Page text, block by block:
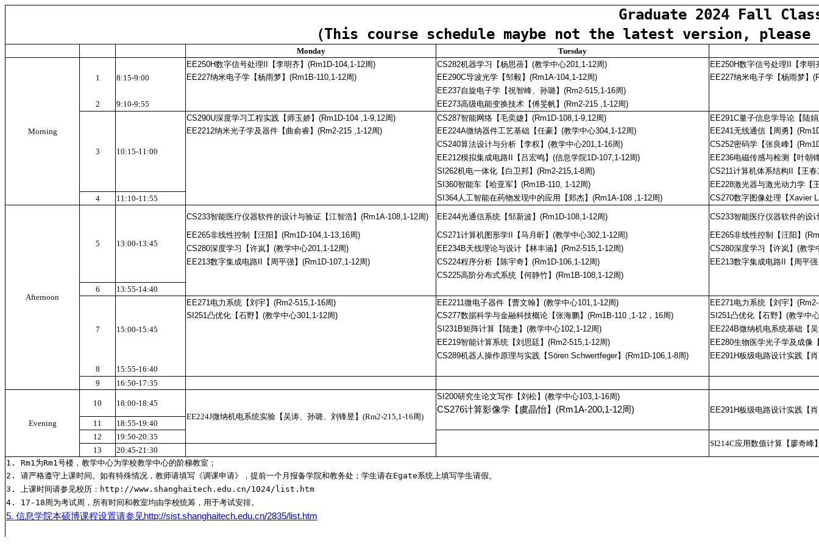
Graduate 2024 Fall
（This course schedule maybe not the latest version, please
Monday Tuesday
Morning
1 8:15-9:00
EE250H数字信号处理II【李明齐】(Rm1D-104,1-12周) CS282机器学习【杨思蓓】(教学中心201,1-12周)
EE250H数字信号处理II【李明
EE227纳米电子学【杨雨梦】(Rm1B-110,1-12周)
EE290C导波光学【邹毅】(Rm1A-104,1-12周)
EE227纳米电子学【杨雨梦】
EE237自旋电子学【祝智峰、孙璐】(Rm2-515,1-16周)
2
9:10-9:55 EE273高级电能变换技术【傅旻帆】(Rm2-215 ,1-12周)
3 10:15-11:00
CS290U深度学习工程实践【师玉娇】(Rm1D-104 ,1-9,12周) CS287智能网络【毛奕婕】(Rm1D-108,1-9,12周)
EE291C量子信息学导论【陆
EE2212纳米光子学及器件【曲俞睿】(Rm2-215 ,1-12周)
EE224A微纳器件工艺基础【任豪】(教学中心304,1-12周)
EE241无线通信【周勇】
CS240算法设计与分析【李权】(教学中心201,1-16周)
CS252密码学【张良峰】
EE212模拟集成电路II【吕宏鸣】(信息学院1D-107,1-12周)
EE236电磁传感与检测【叶朝
SI262机电一体化【白卫邦】(Rm2-215,1-8周)
CS211计算机体系结构II【王
SI360智能车【哈亚军】(Rm1B-110, 1-12周)
EE228激光器与激光动力学【
4
11:10-11:55 SI364人工智能在药物发现中的应用【郑杰】(Rm1A-108 ,1-12周) CS270数字图像处理【Xavier
Afternoon
5 13:00-13:45
CS233智能医疗仪器软件的设计与验证【江智浩】(Rm1A-108,1-12周) EE244光通信系统【邹新波】(Rm1D-108,1-12周)
CS233智能医疗仪器软件的设
EE265非线性控制【汪阳】(Rm1D-104,1-13,16周)
CS271计算机图形学II【马月昕】(教学中心302,1-12周)
EE265非线性控制【汪阳】
CS280深度学习【许岚】(教学中心201,1-12周)
EE234B天线理论与设计【林丰涵】(Rm2-515,1-12周)
CS280深度学习【许岚】(教学
EE213数字集成电路II【周平强】(Rm1D-107,1-12周)
CS224程序分析【陈宇奇】(Rm1D-106,1-12周)
EE213数字集成电路II【周平
CS225高阶分布式系统【何静竹】(Rm1B-108,1-12周)
6
13:55-14:40
7 15:00-15:45
EE271电力系统【刘宇】(Rm2-515,1-16周) EE2211微电子器件【曹文翰】(教学中心101,1-12周)
EE271电力系统【刘宇】
SI251凸优化【石野】(教学中心301,1-12周)
CS277数据科学与金融科技概论【张海鹏】(Rm1B-110 ,1-12，16周)
SI251凸优化【石野】(教学中
SI231B矩阵计算【陆疌】(教学中心102,1-12周)
EE224B微纳机电系统基础【
EE219智能计算系统【刘思廷】(Rm2-515,1-12周)
EE280生物医学光子学及成像
CS289机器人操作原理与实践【Sören Schwertfeger】(Rm1D-106,1-8周)
EE291H板级电路设计实践【
8
15:55-16:40
9
16:50-17:35
Evening
10
18:00-18:45
EE224J微纳机电系统实验【吴涛、孙璐、刘锋昱】(Rm2-215,1-16周)
SI200研究生论文写作【刘松】(教学中心103,1-16周)
EE291H板级电路设计实践【
CS276计算影像学【虞晶怡】(Rm1A-200,1-12周)
11
18:55-19:40
12
19:50-20:35
SI214C应用数值计算【廖奇峰
13
20:45-21:30
1. Rm1为Rm1号楼，教学中心为学校教学中心的阶梯教室；
2. 请严格遵守上课时间。如有特殊情况，教师请填写《调课申请》，提前一个月报备学院和教务处；学生请在Egate系统上填写学生请假。
3. 上课时间请参见校历：http://www.shanghaitech.edu.cn/1024/list.htm
4. 17-18周为考试周，所有时间和教室均由学校统筹，用于考试安排。
5. 信息学院本硕博课程设置请参见http://sist.shanghaitech.edu.cn/2835/list.htm